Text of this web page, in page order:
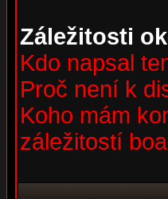
Záležitosti
Kdo napsal
Proč není k
Koho mám
záležitostí